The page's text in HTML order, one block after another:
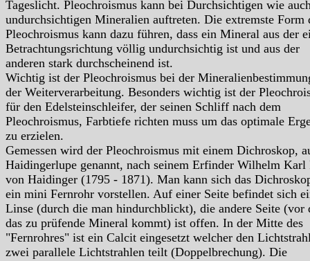
Tageslicht. Pleochroismus kann bei Durchsichtigen wie
undurchsichtigen Mineralien auftreten. Die extremste Form
Pleochroismus kann dazu führen, dass ein Mineral aus der
Betrachtungsrichtung völlig undurchsichtig ist und aus der
anderen stark durchscheinend ist.
Wichtig ist der Pleochroismus bei der
der Weiterverarbeitung. Besonders wichtig ist der
für den Edelsteinschleifer, der seinen Schliff nach dem
Pleochroismus, Farbtiefe richten muss um das optimale
zu erzielen.
Gemessen wird der Pleochroismus mit einem Dichroskop,
Haidingerlupe genannt, nach seinem Erfinder Wilhelm Karl
von Haidinger (1795 - 1871). Man kann sich das
ein mini Fernrohr vorstellen. Auf einer Seite befindet sich
Linse (durch die man hindurchblickt), die andere Seite (vor
das zu prüfende Mineral kommt) ist offen. In der Mitte des
"Fernrohres" ist ein Calcit eingesetzt welcher den
zwei parallele Lichtstrahlen teilt (Doppelbrechung). Die